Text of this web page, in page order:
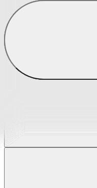
Prostěradla